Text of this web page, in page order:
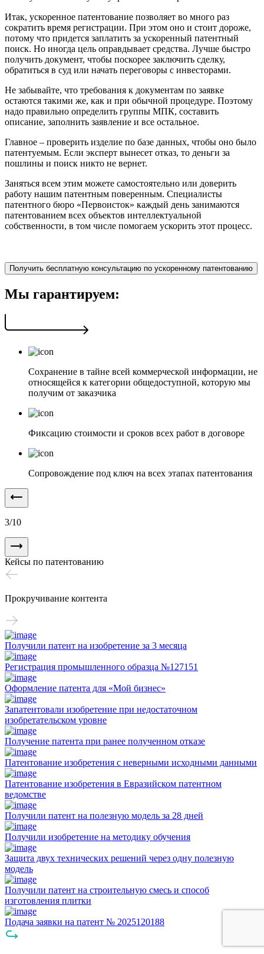
Итак, ускоренное патентование позволяет во много раз
сократить время регистрации. При этом оно и стоит дороже,
потому что придется заплатить за ускоренный патентный
поиск. Но иногда цель оправдывает средства. Лучше быстро
получить документ, чтобы поскорее заключить сделку,
обратиться в суд или начать переговоры с инвесторами.
Не забывайте, что требования к документам по заявке
остаются такими же, как и при обычной процедуре. Поэтому
надо правильно определить группы МПК, составить
описание, заполнить заявление и все остальное.
Главное – проверить изделие по базе данных, чтобы оно было
патентуемым. Если эксперт вынесет отказ, то деньги за
пошлины и поиск никто не вернет.
Заняться всем этим можете самостоятельно или доверить
работу нашим патентным поверенным. Специалисты
патентного бюро «Первоисток» каждый день занимаются
патентованием всех объектов интеллектуальной
собственности, в том числе помогаем ускорить этот процесс.
Получить бесплатную консультацию по ускоренному патентованию
Мы гарантируем:
Сохранение в тайне всей коммерческой информации, не
относящейся к категории общедоступной, которую мы
получим от заказчика
Фиксацию стоимости и сроков всех работ в договоре
Сопровождение под ключ на всех этапах патентования
3/10
Кейсы по патентованию
Прокручивание контента
Получили патент на изобретение за 3 месяца
Регистрация промышленного образца №127151
Оформление патента для «Мой бизнес»
Запатентовали изобретение при недостаточном
изобретательском уровне
Получение патента при ранее полученном отказе
Патентование изобретения с неверными исходными данными
Патентование изобретения в Евразийском патентном
ведомстве
Получили патент на полезную модель за 28 дней
Получили изобретение на методику обучения
Защита двух технических решений через одну полезную
модель
Получили патент на строительную смесь и способ
изготовления плитки
Подача заявки на патент № 2025120188